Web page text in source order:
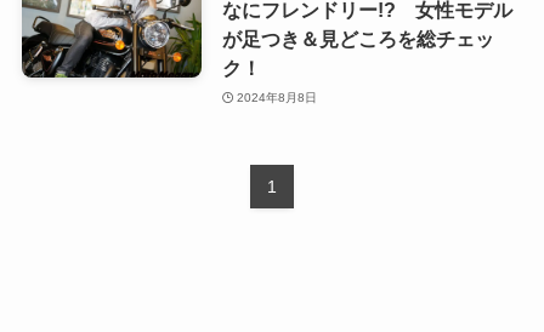
なにフレンドリー!? 女性モデル
が足つき＆見どころを総チェッ
ク！
2024年8月8日
1